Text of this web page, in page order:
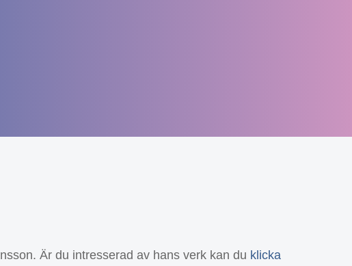
Är du intresserad av hans verk kan du klicka